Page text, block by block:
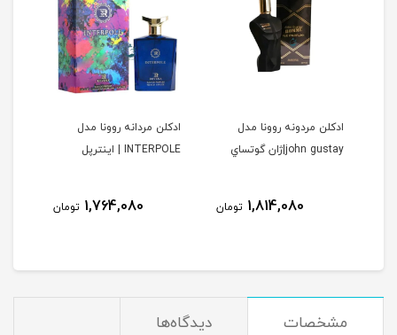
ادكلن مردونه روونا مدل
john gustay|ژان گوتساي
1,814,080 تومان
ادكلن مردانه روونا مدل
INTERPOLE | اينترپل
1,764,080 تومان
مشخصات دیدگاه‌ها